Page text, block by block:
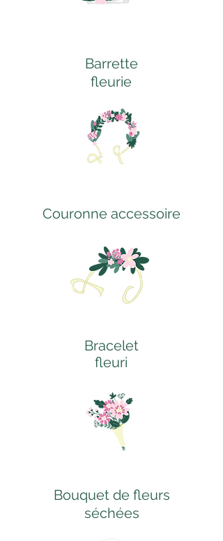
Barrette
fleurie
Couronne accessoire
Bracelet
fleuri
Bouquet de fleurs
séchées